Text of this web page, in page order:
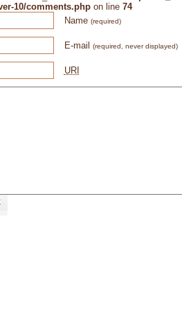
10/comments.phpon line 74
Name (required)
E-mail (required, never displayed)
URI